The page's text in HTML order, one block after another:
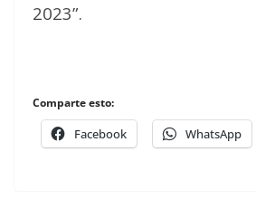
2023”.
Comparte esto:
Facebook WhatsApp